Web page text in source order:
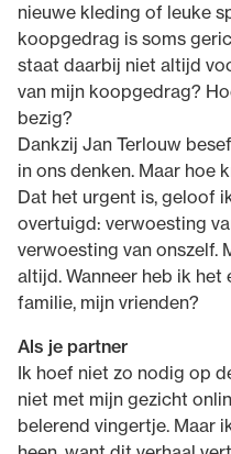
nieuwe kleding of leuke
koopgedrag is soms
staat daarbij niet altijd
van mijn koopgedrag?
bezig?
Dankzij Jan Terlouw
in ons denken. Maar hoe
Dat het urgent is, geloof
overtuigd: verwoesting
verwoesting van onszelf.
altijd. Wanneer heb ik
familie, mijn vrienden?
Als je partner
Ik hoef niet zo nodig op
niet met mijn gezicht
belerend vingertje. Maar